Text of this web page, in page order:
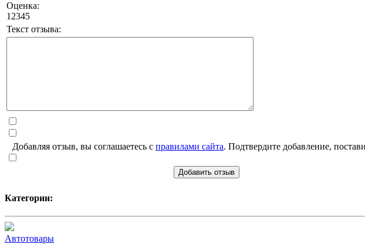
Оценка:
1 2345
Текст отзыва:
Добавляя отзыв, вы соглашаетесь с правилами сайта. Подтвердите добавление,
Добавить отзыв
Категории:
Автотовары